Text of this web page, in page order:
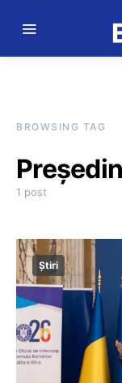
BROWSING TAG
1 post
Știri